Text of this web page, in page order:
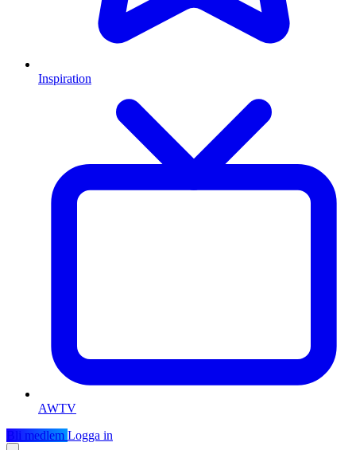
Inspiration
AWTV
Bli medlem Logga in